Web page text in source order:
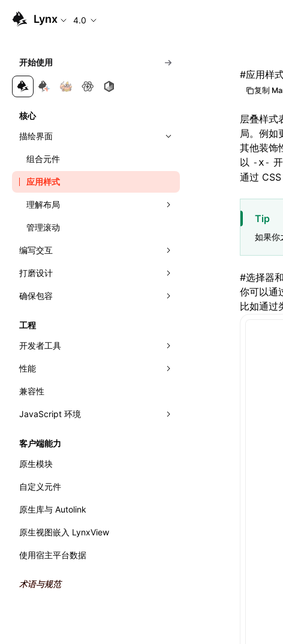
Lynx 4.0
开始使用
核心
描绘界面
组合元件
应用样式
理解布局
线性布局
弹性布局
网格布局
相对布局
管理滚动
编写交互
响应事件
事件传播
可见性检测
交叉观察器
首帧直出
打磨设计
视效
多主题
文字排版
确保包容
国际化
工程
开发者工具
面板
Elements
Console
Sources
Layers
Preact DevTools
Trace
录制 Trace
Trace UI 基本使用指南
录制启动 Trace
分析 JavaScript
Recorder
错误处理
性能
分析性能
渲染
流畅度
内存
原生模块
监控性能
Performance API
标记渲染流水线
全局内存查询
兼容性
JavaScript 环境
WebAssembly
主线程运行时
客户端能力
原生模块
自定义元件
原生库与 Autolink
原生视图嵌入 LynxView
使用宿主平台数据
术语与规范
#应用样
复制
层叠样式
局。例如
其他装饰
以 -x-
通过 CSS
Tip
如果你
#选择器
你可以通
比如通过